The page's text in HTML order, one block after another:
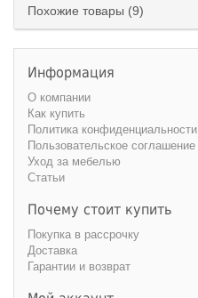
Похожие товары (9)
Информация
О компании
Как купить
Политика конфиденциальности
Пользовательское соглашение
Уход за мебелью
Статьи
Почему стоит купить
Покупка в рассрочку
Доставка
Гарантии и возврат